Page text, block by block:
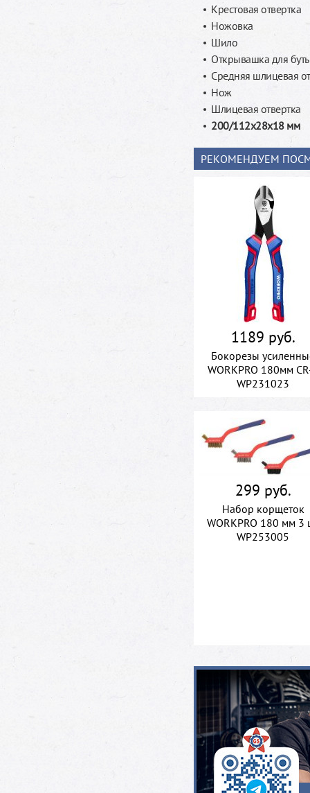
Крестовая отвертка
Ножовка
Шило
Открывашка для
Средняя шлицевая
Нож
Шлицевая отвертка
200/112x28x18 мм
РЕКОМЕНДУЕМ
1189 руб.
Бокорезы
WORKPRO 180мм
WP231023
299 руб.
Набор корщеток
WORKPRO 180 мм 3
WP253005